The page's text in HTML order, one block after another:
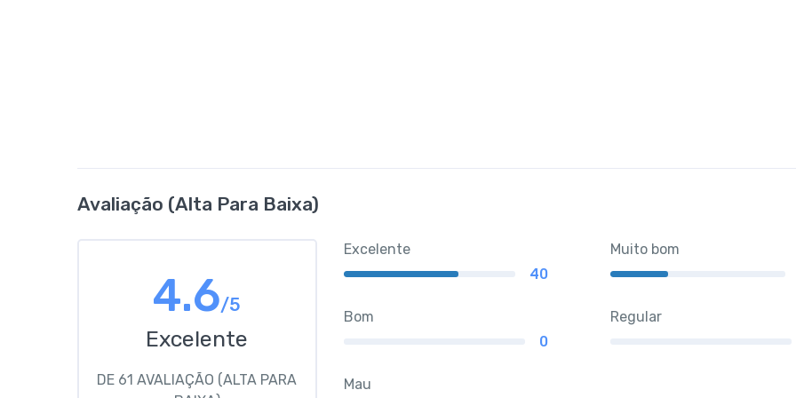
Avaliação (alta Para Baixa)
4.6/5
Excelente
DE 61 AVALIAÇÃO (ALTA PARA
Excelente
40
Muito bom
Bom
0
Regular
Mau